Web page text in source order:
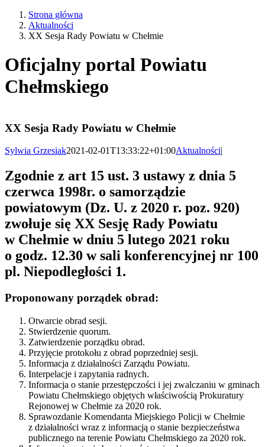
Strona główna
Aktualności
XX Sesja Rady Powiatu w Chełmie
Oficjalny portal Powiatu
Chełmskiego
XX Sesja Rady Powiatu w Chełmie
Sylwia Grzesiak2021-02-01T13:33:22+01:00Aktualności|
Zgodnie z art 15 ust. 3 ustawy z dnia 5
czerwca 1998r. o samorządzie
powiatowym (Dz. U. z 2020 r. poz. 920)
zwołuje się XX Sesję Rady Powiatu
w Chełmie w dniu 5 lutego 2021 roku
o godz. 12.30 w sali konferencyjnej nr 100
pl. Niepodległości 1.
Proponowany porządek obrad:
Otwarcie obrad sesji.
Stwierdzenie quorum.
Zatwierdzenie porządku obrad.
Przyjęcie protokołu z obrad poprzedniej sesji.
Informacja z działalności Zarządu Powiatu.
Interpelacje i zapytania radnych.
Informacja o stanie przestępczości i jej zwalczaniu w gminach
Powiatu Chełmskiego objętych właściwością Prokuratury
Rejonowej w Chełmie za 2020 rok.
Sprawozdanie Komendanta Miejskiego Policji w Chełmie
z działalności wraz z informacją o stanie bezpieczeństwa
publicznego na terenie Powiatu Chełmskiego za 2020 rok.